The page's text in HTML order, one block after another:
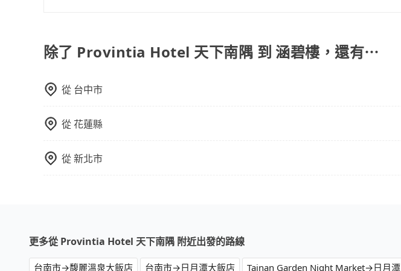
除了 Provintia Hotel 天下南隅 到 涵碧樓，還有⋯
從 台中市
從花蓮縣
從新北市
更多從 Provintia Hotel 天下南隅 附近出發的路線
台南市→馥麗溫泉大飯店 台南市→日月潭大飯店 Tainan Garden Night Market→日月潭